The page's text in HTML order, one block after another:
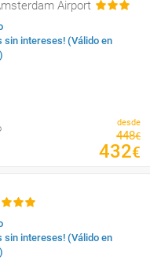
Airport
sin intereses! (Válido en
desde
448€
432€
sin intereses! (Válido en